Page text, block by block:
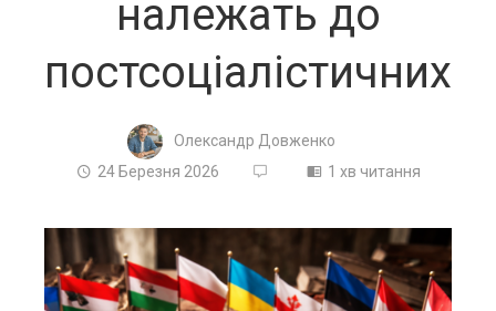
належать до
постсоціалістичних
Олександр Довженко
24 Березня 2026
1 хв читання